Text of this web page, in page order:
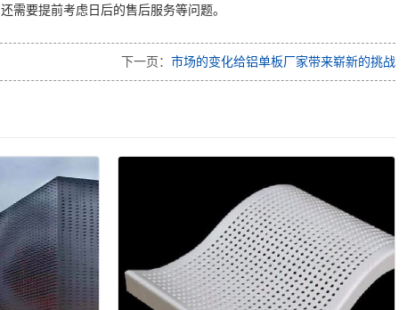
要提前考虑日后的售后服务等问题。
下一页： 市场的变化给铝单板厂家带来崭新的挑战